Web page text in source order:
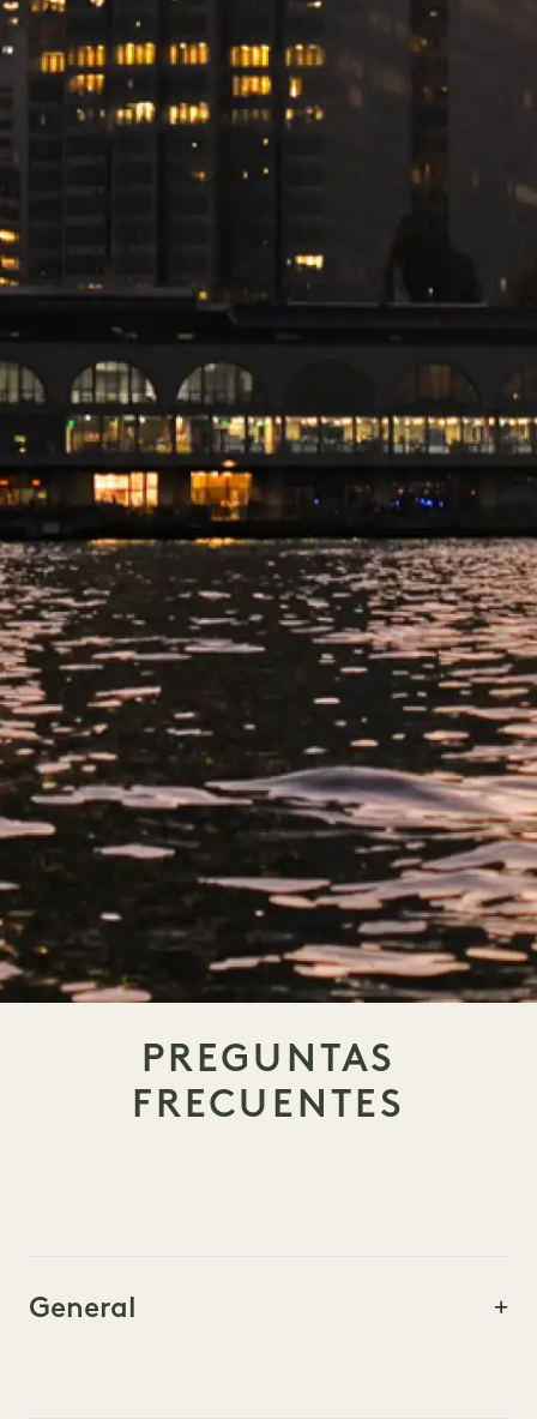
PREGUNTAS
FRECUENTES
General